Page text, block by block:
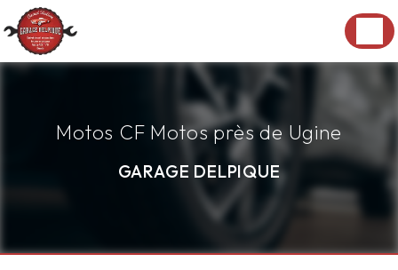
Motos CF Motos près de Ugine
GARAGE DELPIQUE
Panneau de gestion des cookies